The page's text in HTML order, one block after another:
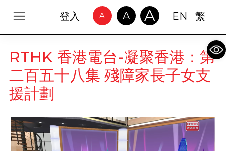
登入 A A A EN 繁
RTHK 香港電台-凝聚香港：第
二百五十八集 殘障家長子女支
援計劃